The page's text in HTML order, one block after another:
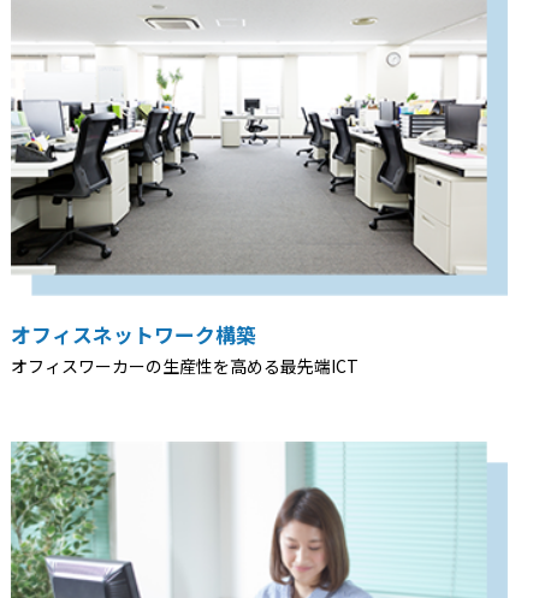
オフィスネットワーク構築
オフィスワーカーの生産性を高める最先端ICT